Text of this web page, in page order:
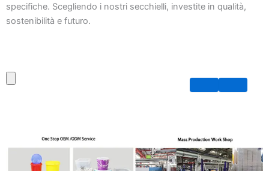
specifiche. Scegliendo i nostri secchielli, investite in qualità,
sostenibilità e futuro.